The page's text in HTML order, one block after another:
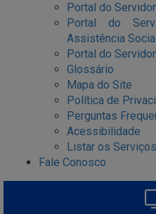
Portal do Servidor
Portal do
Assistência Social
Portal do
Glossário
Mapa do Site
Política de
Perguntas
Acessibilidade
Listar os
Fale Conosco